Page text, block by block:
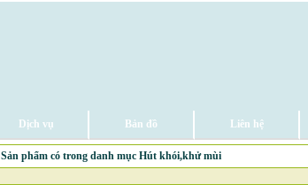
Dịch vụ Bản đồ Liên hệ
Sản phẩm có trong danh mục Hút khói,khử mùi